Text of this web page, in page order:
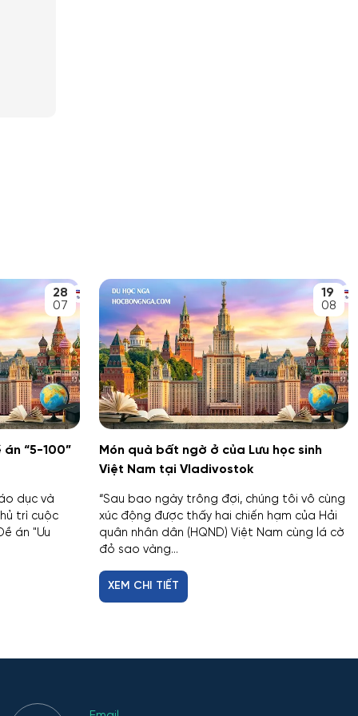
28
07
“5-100”
dục và
trì cuộc
án "Ưu
19
08
Món quà bất ngờ ở của Lưu học sinh
Việt Nam tại Vladivostok
“Sau bao ngày trông đợi, chúng tôi vô cùng
xúc động được thấy hai chiến hạm của Hải
quân nhân dân (HQND) Việt Nam cùng lá cờ
đỏ sao vàng...
XEM CHI TIẾT